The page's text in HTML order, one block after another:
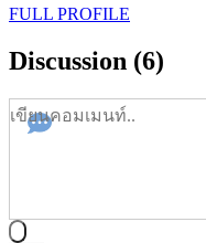
FULL PROFILE
Discussion (6)